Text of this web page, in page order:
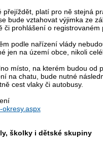
přejíždět, platí pro ně stejná
bude vztahovat výjimka ze
prohlášení o
podle nařízení vlády
jen na území obce, nikoli
místo, na kterém budou
na chatu, bude nutné
cest vlaky či autobusy.
okresy.aspx
školky i dětské skupiny